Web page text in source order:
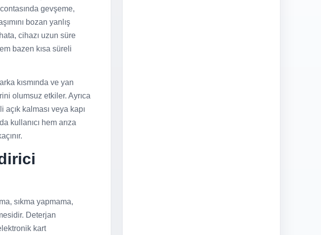
gevşeme,
bozan yanlış
cihazı uzun süre
bazen kısa süreli
kısmında ve yan
olumsuz etkiler. Ayrıca
kalması veya kapı
kullanıcı hem arıza
sıkma yapmama,
Deterjan
kart